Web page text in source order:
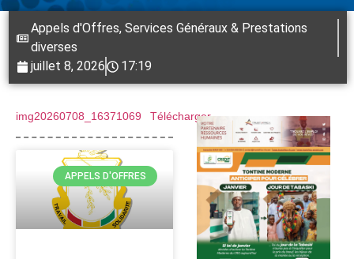
Appels d'Offres, Services Généraux & Prestations
diverses
juillet 8, 2026
17:19
img20260708_16371069 Télécharger
APPELS D'OFFRES